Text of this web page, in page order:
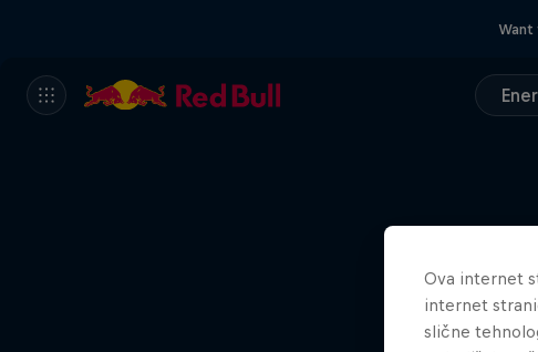
Ova internet
internet
slične